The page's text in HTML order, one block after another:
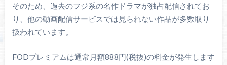
そのため、過去のフジ系の名作ドラマが独占配信されてお
り、他の動画配信サービスでは見られない作品が多数取り
扱われています。
FODプレミアムは通常月額888円(税抜)の料金が発生します